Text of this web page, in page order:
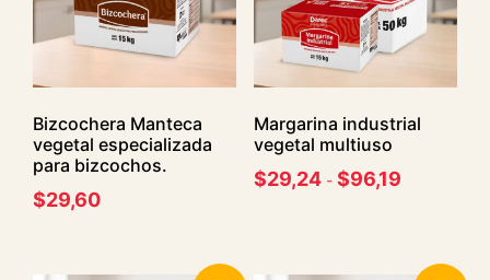
Bizcochera Manteca
vegetal especializada
para bizcochos.
$29,60
Margarina industrial
vegetal multiuso
$29,24 - $96,19